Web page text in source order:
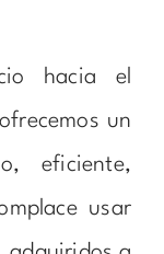
hacia el
un
eficiente,
usar